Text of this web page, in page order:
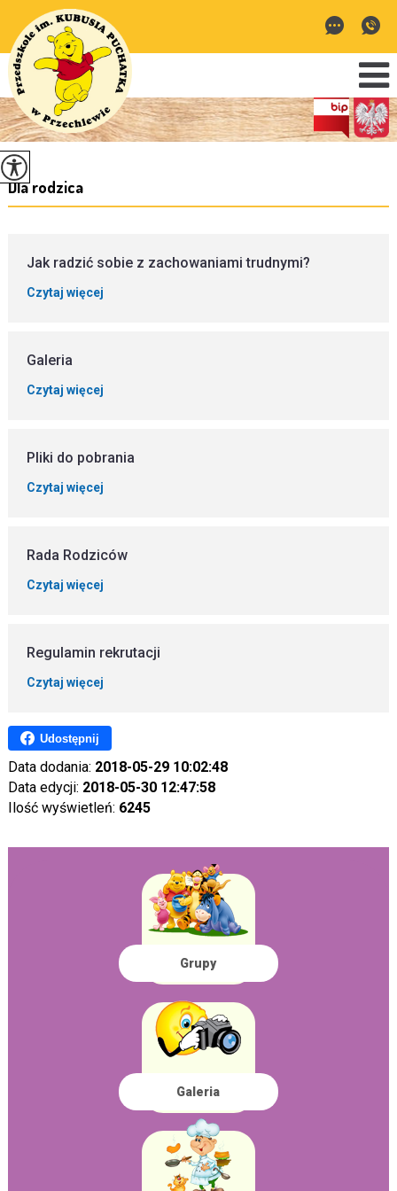
Dla rodzica
Jak radzić sobie z zachowaniami trudnymi?
Czytaj więcej
Galeria
Czytaj więcej
Pliki do pobrania
Czytaj więcej
Rada Rodziców
Czytaj więcej
Regulamin rekrutacji
Czytaj więcej
Udostępnij
Data dodania: 2018-05-29 10:02:48
Data edycji: 2018-05-30 12:47:58
Ilość wyświetleń: 6245
Grupy
Galeria